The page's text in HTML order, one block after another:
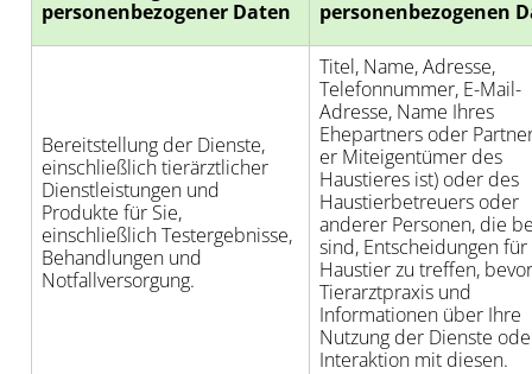
personenbezogener Daten
personenbezogenen
Bereitstellung der Dienste,
einschließlich tierärztlicher
Dienstleistungen und
Produkte für Sie,
einschließlich Testergebnisse,
Behandlungen und
Notfallversorgung.
Titel, Name, Adresse,
Telefonnummer, E-Mail-
Adresse, Name Ihres
Ehepartners oder
er Miteigentümer des
Haustieres ist) oder des
Haustierbetreuers oder
anderer Personen, die
sind, Entscheidungen für
Haustier zu treffen,
Tierarztpraxis und
Informationen über Ihre
Nutzung der Dienste
Interaktion mit diesen.